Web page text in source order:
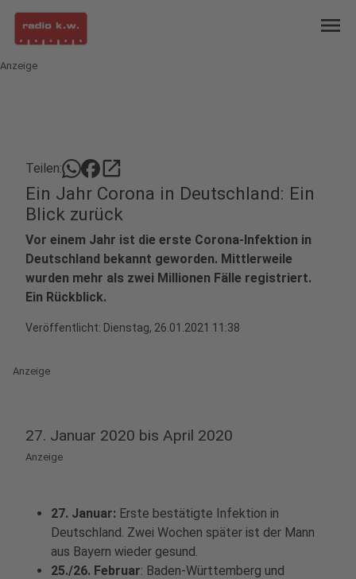
menu
Anzeige
Teilen: open_in_new
Ein Jahr Corona in Deutschland: Ein
Blick zurück
Vor einem Jahr ist die erste Corona-Infektion in
Deutschland bekannt geworden. Mittlerweile
wurden mehr als zwei Millionen Fälle registriert.
Ein Rückblick.
Veröffentlicht: Dienstag, 26.01.2021 11:38
Anzeige
27. Januar 2020 bis April 2020
Anzeige
27. Januar: Erste bestätigte Infektion in
Deutschland. Zwei Wochen später ist der Mann
aus Bayern wieder gesund.
25./26. Februar: Baden-Württemberg und